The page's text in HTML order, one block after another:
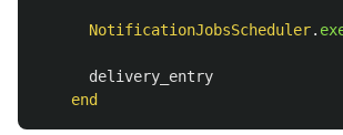
NotificationJobsScheduler.
delivery_entry
end